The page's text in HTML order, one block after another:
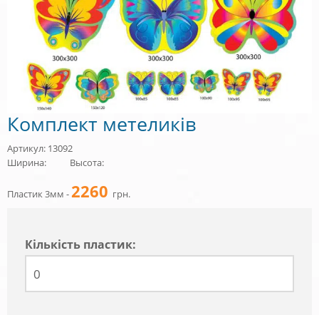
Комплект метеликів
Артикул: 13092
Ширина:
Высота:
Пластик 3мм -2260 грн.
Кiлькiсть пластик: